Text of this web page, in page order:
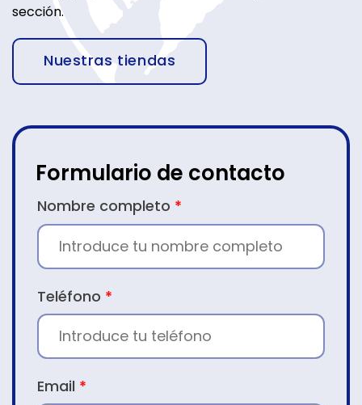
sección.
Nuestras tiendas
Formulario de contacto
CONTACTO
Nombre completo *
Teléfono *
Email *